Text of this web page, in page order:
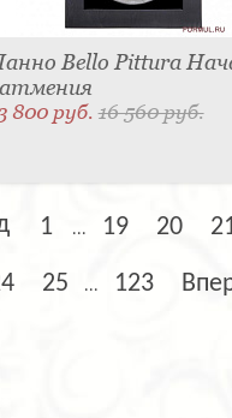
Bello Pittura
800 руб.16 560 руб.
1 ... 19 20
25 ... 123